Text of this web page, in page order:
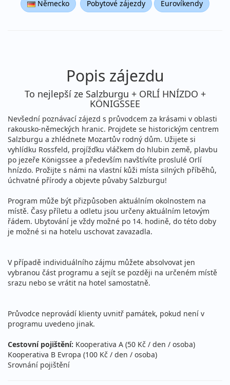
Německo Pobytové zájezdy Eurovíkendy
Popis zájezdu
To nejlepší ze Salzburgu + ORLÍ HNÍZDO +
KÖNIGSSEE
Nevšední poznávací zájezd s průvodcem za krásami v oblasti
rakousko-německých hranic. Projdete se historickým centrem
Salzburgu a zhlédnete Mozartův rodný dům. Užijete si
vyhlídku Rossfeld, projížďku vláčkem do hlubin země, plavbu
po jezeře Königssee a především navštívíte proslulé Orlí
hnízdo. Prožijte s námi na vlastní kůži místa silných příběhů,
úchvatné přírody a objevte půvaby Salzburgu!
Program může být přizpůsoben aktuálním okolnostem na
místě. Časy příletu a odletu jsou určeny aktuálním letovým
řádem. Ubytování je vždy možné po 14. hodině, do této doby
je možné si na hotelu uschovat zavazadla.
V případě individuálního zájmu můžete absolvovat jen
vybranou část programu a sejít se později na určeném místě
srazu nebo se vrátit na hotel samostatně.
Průvodce neprovádí klienty uvnitř památek, pokud není v
programu uvedeno jinak.
Cestovní pojištění: Kooperativa A (50 Kč / den / osoba)
Kooperativa B Evropa (100 Kč / den / osoba)
Srovnání pojištění